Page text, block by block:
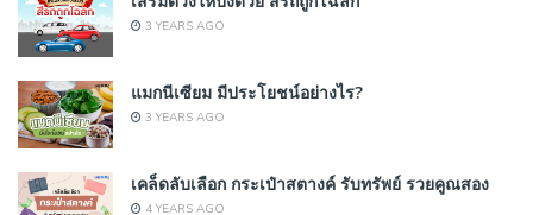
3 YEARS AGO
แมกนีเซียม มีประโยชน์อย่างไร?
3 YEARS AGO
เคล็ดลับเลือก กระเป๋าสตางค์ รับทรัพย์ รวยคูณสอง
4 YEARS AGO